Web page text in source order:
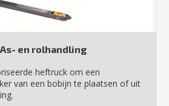
As- en rolhandling
heftruck om een
van een bobijn te plaatsen of uit